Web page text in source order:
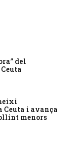
del
Ceuta i avança
menors